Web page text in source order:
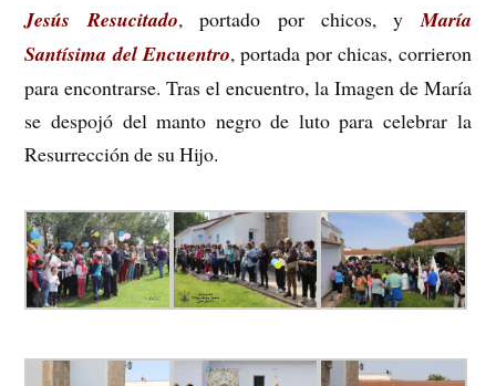
Jesús Resucitado, portado por chicos, y María
Santísima del Encuentro, portada por chicas, corrieron
para encontrarse. Tras el encuentro, la Imagen de María
se despojó del manto negro de luto para celebrar la
Resurrección de su Hijo.